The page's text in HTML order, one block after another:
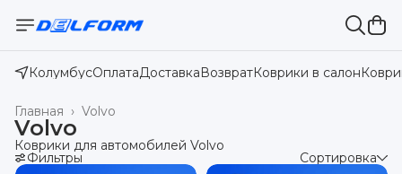
КолумбусОплатаДоставкаВозвратКоврики в салон
Volvo
Главная ›
Volvo
Коврики для автомобилей Volvo
Фильтры Сортировка